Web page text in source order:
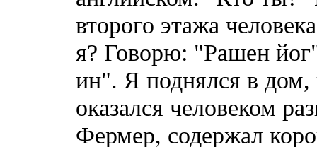
второго этажа
я? Говорю: "Рашен
ин". Я поднялся в дом,
оказался человеком
Фермер, содержал